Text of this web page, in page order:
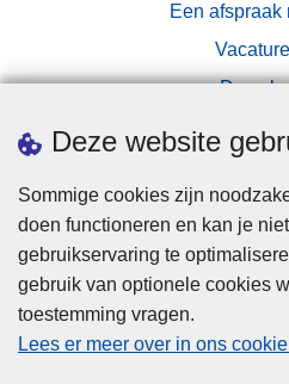
Deze website
Sommige cookies zijn
doen functioneren en kan je
gebruikservaring te
gebruik van optionele cookies
toestemming vragen.
Lees er meer over in ons
Een afspraak